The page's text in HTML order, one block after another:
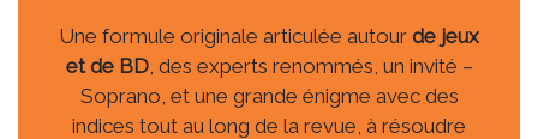
Une formule originale articulée autour de jeux
et de BD, des experts renommés, un invité –
Soprano, et une grande énigme avec des
indices tout au long de la revue, à résoudre